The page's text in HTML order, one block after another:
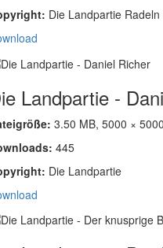
Die Landpartie
Landpartie -
3.50 MB, 5000 ×
445
Die Landpartie